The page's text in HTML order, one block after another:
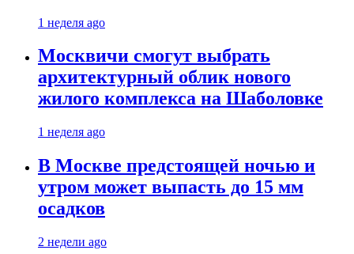
1 неделя ago
Москвичи смогут выбрать
архитектурный облик нового
жилого комплекса на Шаболовке
1 неделя ago
В Москве предстоящей ночью и
утром может выпасть до 15 мм
осадков
2 недели ago